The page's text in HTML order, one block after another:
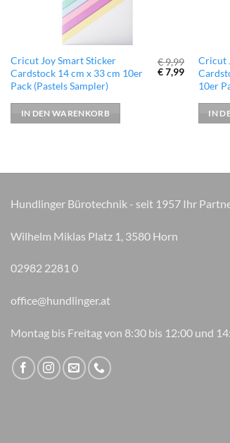
Cricut Joy Smart Sticker
Cardstock 14 cm x 33 cm 10er
Pack (Pastels Sampler)
€9,99
Ursprünglicher
Preis
€7,99Aktueller
Preis
€ 7,99.
IN DEN WARENKORB
Cricut
10er
IN
Hundlinger Bürotechnik - seit 1957 Ihr
Wilhelm Miklas Platz 1, 3580 Horn
02982 2281 0
office@hundlinger.at
Montag bis Freitag von 8:30 bis 12:00 und